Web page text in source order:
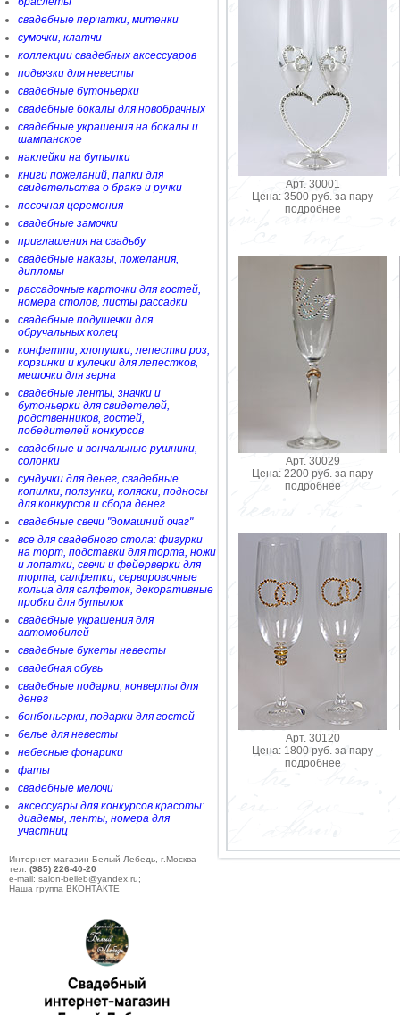
свадебные перчатки, митенки
сумочки, клатчи
коллекции свадебных аксессуаров
подвязки для невесты
свадебные бутоньерки
свадебные бокалы для новобрачных
свадебные украшения на бокалы и
шампанское
наклейки на бутылки
книги пожеланий, папки для
свидетельства о браке и ручки
песочная церемония
свадебные замочки
приглашения на свадьбу
свадебные наказы, пожелания,
дипломы
рассадочные карточки для гостей,
номера столов, листы рассадки
свадебные подушечки для
обручальных колец
конфетти, хлопушки, лепестки роз,
корзинки и кулечки для лепестков,
мешочки для зерна
свадебные ленты, значки и
бутоньерки для свидетелей,
родственников, гостей,
победителей конкурсов
свадебные и венчальные рушники,
солонки
сундучки для денег, свадебные
копилки, ползунки, коляски, подносы
для конкурсов и сбора денег
свадебные свечи "домашний очаг"
все для свадебного стола: фигурки
на торт, подставки для торта, ножи
и лопатки, свечи и фейерверки для
торта, салфетки, сервировочные
кольца для салфеток, декоративные
пробки для бутылок
свадебные украшения для
автомобилей
свадебные букеты невесты
свадебная обувь
свадебные подарки, конверты для
денег
бонбоньерки, подарки для гостей
белье для невесты
небесные фонарики
фаты
свадебные мелочи
аксессуары для конкурсов красоты:
диадемы, ленты, номера для
участниц
Интернет-магазин Белый Лебедь, г.Москва
тел: (985) 226-40-20
e-mail: salon-belleb@yandex.ru;
Наша группа ВКОНТАКТЕ
Арт. 30001
Цена: 3500 руб. за пару
подробнее
Арт. 30029
Цена: 2200 руб. за пару
подробнее
Арт. 30120
Цена: 1800 руб. за пару
подробнее